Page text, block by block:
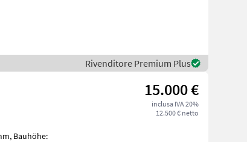
Rivenditore Premium Plus
15.000 €
inclusa IVA 20%
12.500 € netto